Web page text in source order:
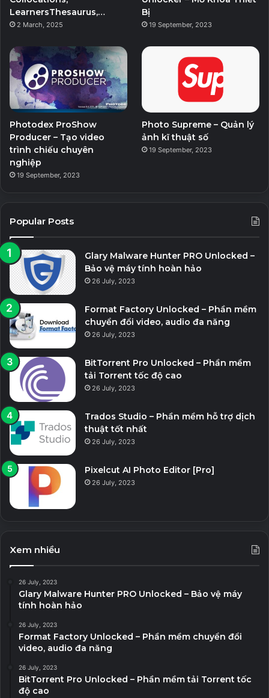
LearnersThesaurus,…
2 March, 2025
Bị
19 September, 2023
Photodex ProShow
Producer – Tạo video
trình chiếu chuyên
nghiệp
19 September, 2023
Photo Supreme – Quản lý
ảnh kĩ thuật số
19 September, 2023
Popular Posts
Glary Malware Hunter PRO Unlocked –
Bảo vệ máy tính hoàn hảo
26 July, 2023
Format Factory Unlocked – Phần mềm
chuyển đổi video, audio đa năng
26 July, 2023
BitTorrent Pro Unlocked – Phần mềm
tải Torrent tốc độ cao
26 July, 2023
Trados Studio – Phần mềm hỗ trợ dịch
thuật tốt nhất
26 July, 2023
Pixelcut AI Photo Editor [Pro]
26 July, 2023
Xem nhiều
26 July, 2023
Glary Malware Hunter PRO Unlocked – Bảo vệ máy
tính hoàn hảo
26 July, 2023
Format Factory Unlocked – Phần mềm chuyển đổi
video, audio đa năng
26 July, 2023
BitTorrent Pro Unlocked – Phần mềm tải Torrent tốc
độ cao